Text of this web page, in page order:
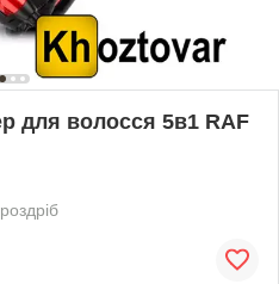
для волосся 5в1 RAF